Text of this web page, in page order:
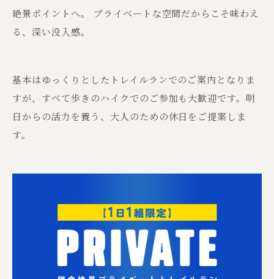
絶景ポイントへ。 プライベートな空間だからこそ味わえ
る、深い没入感。
基本はゆっくりとしたトレイルランでのご案内となりま
すが、すべて歩きのハイクでのご参加も大歓迎です。明
日からの活力を養う、大人のための休日をご提案しま
す。